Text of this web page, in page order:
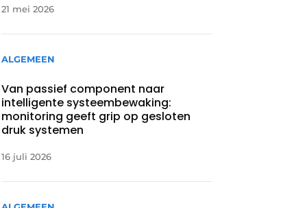
21 mei 2026
ALGEMEEN
Van passief component naar
intelligente systeembewaking:
monitoring geeft grip op gesloten
druk systemen
16 juli 2026